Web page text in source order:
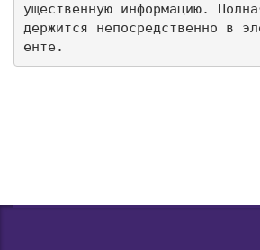
ущественную информацию.
держится непосредственно в
енте.